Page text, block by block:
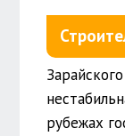
рубежах